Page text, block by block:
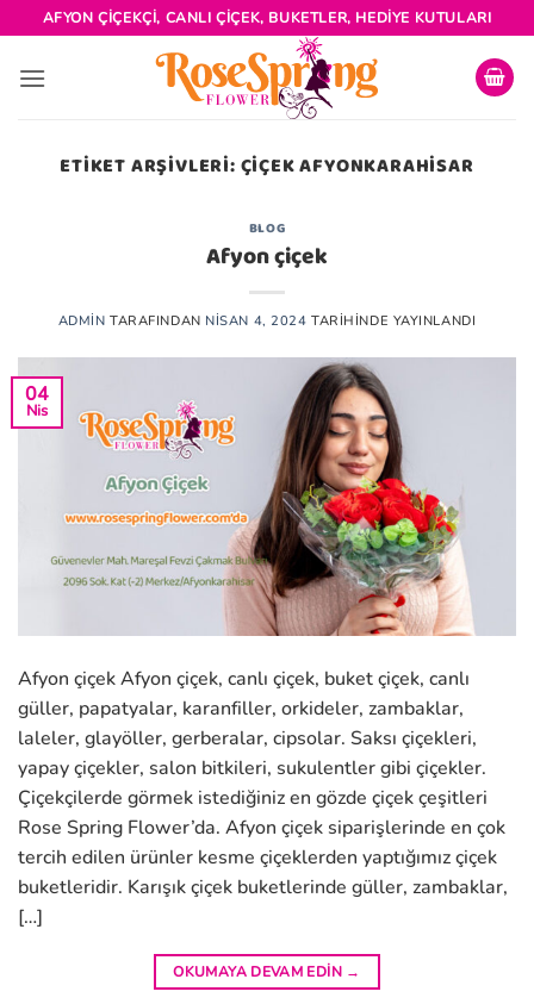
İçeriğe
atla
AFYON ÇIÇEKÇI, CANLI ÇIÇEK, BUKETLER, HEDIYE KUTULARI
ETIKET ARŞIVLERI: ÇIÇEK AFYONKARAHISAR
BLOG
Afyon çiçek
ADMIN TARAFINDAN NISAN 4, 2024 TARIHINDE YAYINLANDI
04
Nis
Afyon çiçek Afyon çiçek, canlı çiçek, buket çiçek, canlı
güller, papatyalar, karanfiller, orkideler, zambaklar,
laleler, glayöller, gerberalar, cipsolar. Saksı çiçekleri,
yapay çiçekler, salon bitkileri, sukulentler gibi çiçekler.
Çiçekçilerde görmek istediğiniz en gözde çiçek çeşitleri
Rose Spring Flower’da. Afyon çiçek siparişlerinde en çok
tercih edilen ürünler kesme çiçeklerden yaptığımız çiçek
buketleridir. Karışık çiçek buketlerinde güller, zambaklar,
[…]
OKUMAYA DEVAM EDIN →